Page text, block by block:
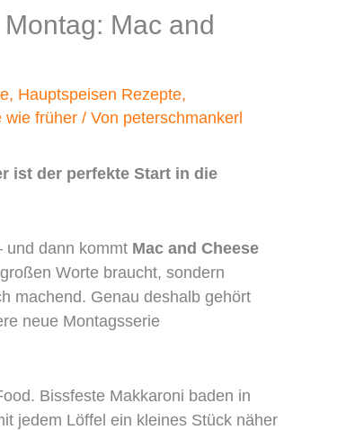
Mac and
, Hauptspeisen Rezepte,
wie früher / Von peterschmankerl
ist der perfekte Start in die
und dann kommt Mac and Cheese
Worte braucht, sondern
machend. Genau deshalb gehört
neue Montagsserie
Bissfeste Makkaroni baden in
jedem Löffel ein kleines Stück näher